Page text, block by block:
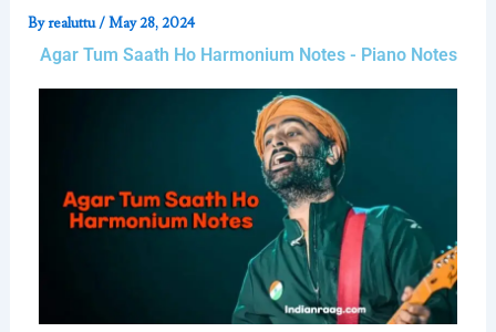
Byrealuttu/May 28, 2024
Agar Tum Saath Ho Harmonium Notes - Piano Notes